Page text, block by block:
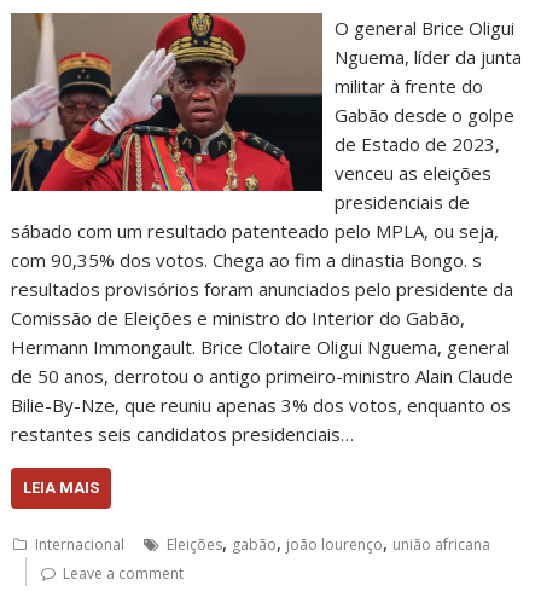
O general Brice Oligui
Nguema, líder da junta
militar à frente do
Gabão desde o golpe
de Estado de 2023,
venceu as eleições
presidenciais de
sábado com um resultado patenteado pelo MPLA, ou seja,
com 90,35% dos votos. Chega ao fim a dinastia Bongo. s
resultados provisórios foram anunciados pelo presidente da
Comissão de Eleições e ministro do Interior do Gabão,
Hermann Immongault. Brice Clotaire Oligui Nguema, general
de 50 anos, derrotou o antigo primeiro-ministro Alain Claude
Bilie-By-Nze, que reuniu apenas 3% dos votos, enquanto os
restantes seis candidatos presidenciais…
LEIA MAIS
Internacional Eleições, gabão, joão lourenço, união africana
Leave a comment